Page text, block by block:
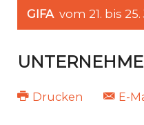
Drucken E-
GIFA vom 21. bis